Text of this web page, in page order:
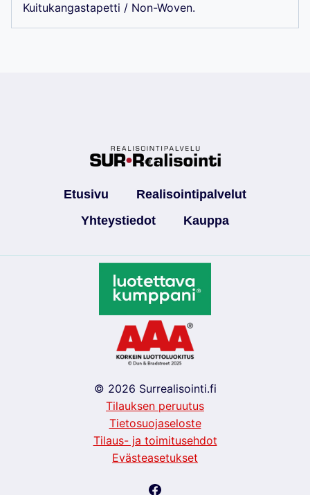
Kuitukangastapetti / Non-Woven.
Etusivu
Realisointipalvelut
Yhteystiedot
Kauppa
© 2026 Surrealisointi.fi
Tilauksen peruutus
Tietosuojaseloste
Tilaus- ja toimitusehdot
Evästeasetukset